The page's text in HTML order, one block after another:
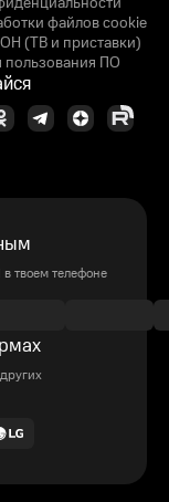
файлов cookie
(ТВ и приставки)
ПО
твоем телефоне